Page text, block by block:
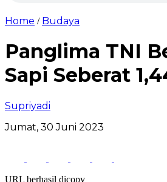
Home / Budaya
Panglima TNI
Sapi Seberat
Supriyadi
Jumat, 30 Juni 2023
URL berhasil dicopy